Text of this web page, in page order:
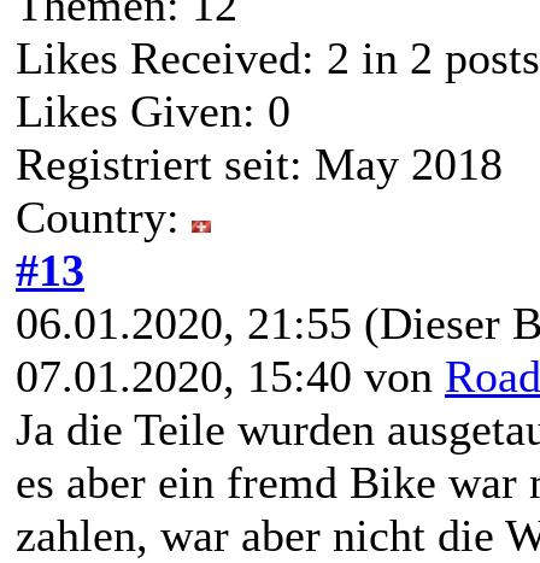
Likes Received: 2 in 2 posts
Likes Given: 0
Registriert seit: May 2018
Country:
#13
06.01.2020, 21:55 (Dieser
07.01.2020, 15:40 von
Ja die Teile wurden
es aber ein fremd Bike war
zahlen, war aber nicht die